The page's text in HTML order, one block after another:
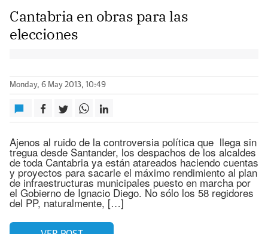
Cantabria en obras para las
elecciones
Monday, 6 May 2013, 10:49
Ajenos al ruido de la controversia política que llega sin
tregua desde Santander, los despachos de los alcaldes
de toda Cantabria ya están atareados haciendo cuentas
y proyectos para sacarle el máximo rendimiento al plan
de infraestructuras municipales puesto en marcha por
el Gobierno de Ignacio Diego. No sólo los 58 regidores
del PP, naturalmente, […]